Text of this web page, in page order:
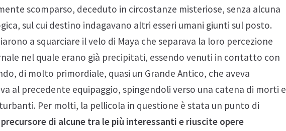
scomparso, deceduto in circostanze misteriose, senza alcuna
sul cui destino indagavano altri esseri umani giunti sul posto.
a squarciare il velo di Maya che separava la loro percezione
nel quale erano già precipitati, essendo venuti in contatto con
di molto primordiale, quasi un Grande Antico, che aveva
al precedente equipaggio, spingendoli verso una catena di morti e
Per molti, la pellicola in questione è stata un punto di
di alcune tra le più interessanti e riuscite opere